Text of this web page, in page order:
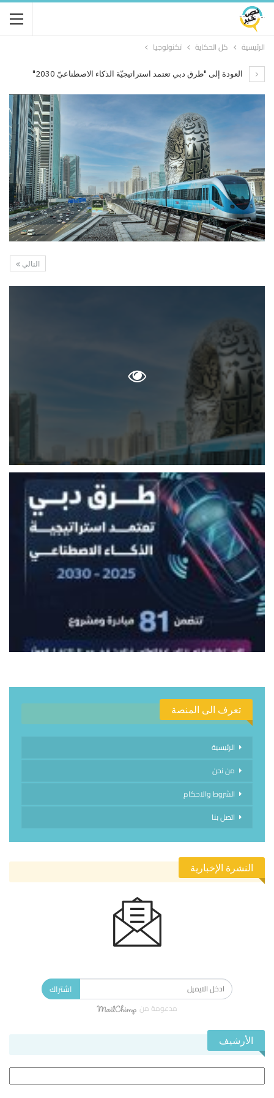
الرئيسية كل الحكاية تكنولوجيا
العودة إلى "طرق دبي تعتمد استراتيجيّة الذكاء الاصطناعيّ 2030"
التالي
تعرف الى المنصة
الرئيسية
من نحن
الشروط والاحكام
اتصل بنا
النشرة الإخبارية
اشتراك
مدعومة من
الأرشيف